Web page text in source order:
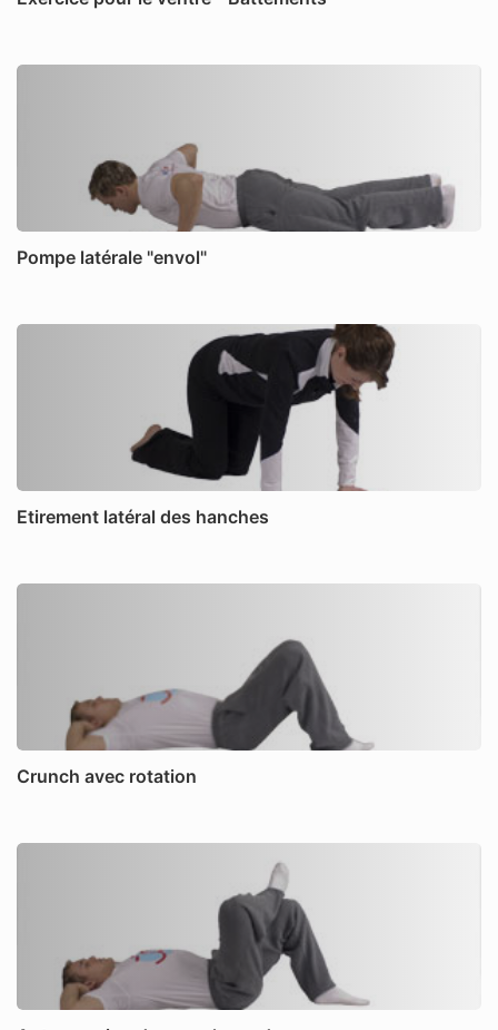
Pompe latérale "envol"
Etirement latéral des hanches
Crunch avec rotation